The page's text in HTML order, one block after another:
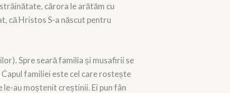
cărora le arătăm cu
că Hristos S-a născut pentru
Spre seară familia și musafirii se
familiei este cel care rostește
le-au moștenit creștinii. Ei pun fân